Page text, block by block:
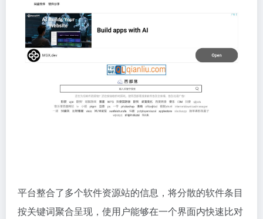
平台整合了多个软件资源站的信息，将分散的软件条目
按关键词聚合呈现，使用户能够在一个界面内快速比对